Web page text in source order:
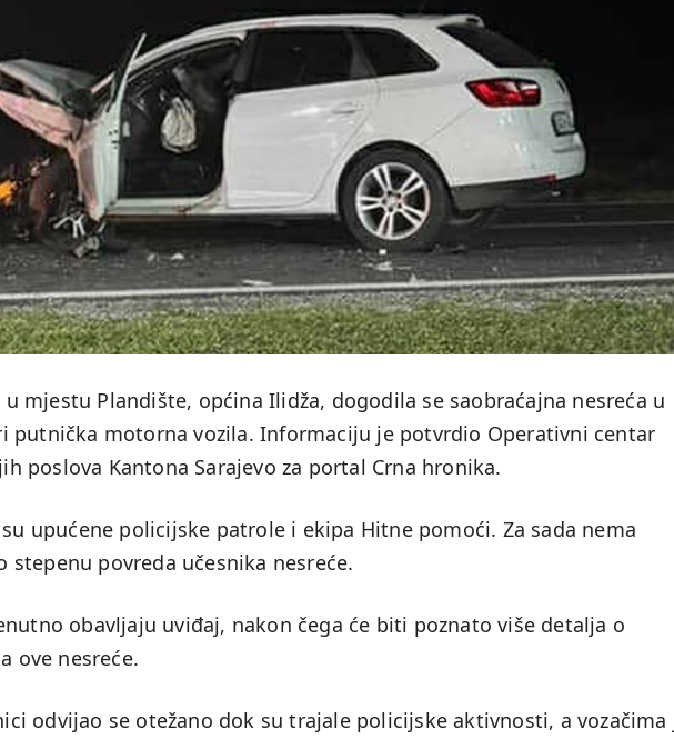
u mjestu Plandište, općina Ilidža, dogodila se saobraćajna nesreća u
putnička motorna vozila. Informaciju je potvrdio Operativni centar
poslova Kantona Sarajevo za portal Crna hronika.
upućene policijske patrole i ekipa Hitne pomoći. Za sada nema
stepenu povreda učesnika nesreće.
obavljaju uviđaj, nakon čega će biti poznato više detalja o
ove nesreće.
odvijao se otežano dok su trajale policijske aktivnosti, a vozačima